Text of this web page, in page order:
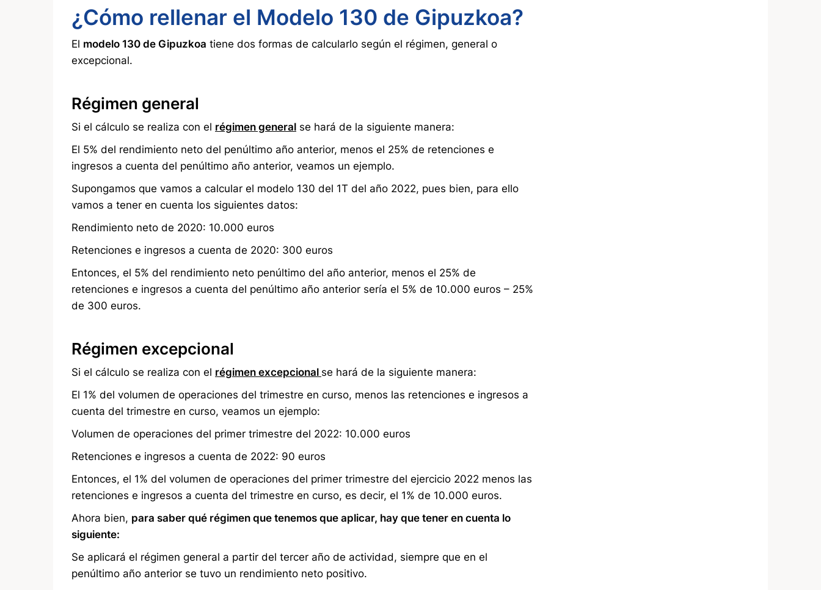
¿Cómo rellenar el Modelo 130 de Gipuzkoa?
El modelo 130 de Gipuzkoa tiene dos formas de calcularlo según el régimen, general o
excepcional.
Régimen general
Si el cálculo se realiza con el régimen general se hará de la siguiente manera:
El 5% del rendimiento neto del penúltimo año anterior, menos el 25% de retenciones e
ingresos a cuenta del penúltimo año anterior, veamos un ejemplo.
Supongamos que vamos a calcular el modelo 130 del 1T del año 2022, pues bien, para ello
vamos a tener en cuenta los siguientes datos:
Rendimiento neto de 2020: 10.000 euros
Retenciones e ingresos a cuenta de 2020: 300 euros
Entonces, el 5% del rendimiento neto penúltimo del año anterior, menos el 25% de
retenciones e ingresos a cuenta del penúltimo año anterior sería el 5% de 10.000 euros – 25%
de 300 euros.
Régimen excepcional
Si el cálculo se realiza con el régimen excepcional se hará de la siguiente manera:
El 1% del volumen de operaciones del trimestre en curso, menos las retenciones e ingresos a
cuenta del trimestre en curso, veamos un ejemplo:
Volumen de operaciones del primer trimestre del 2022: 10.000 euros
Retenciones e ingresos a cuenta de 2022: 90 euros
Entonces, el 1% del volumen de operaciones del primer trimestre del ejercicio 2022 menos las
retenciones e ingresos a cuenta del trimestre en curso, es decir, el 1% de 10.000 euros.
Ahora bien, para saber qué régimen que tenemos que aplicar, hay que tener en cuenta lo
siguiente:
Se aplicará el régimen general a partir del tercer año de actividad, siempre que en el
penúltimo año anterior se tuvo un rendimiento neto positivo.